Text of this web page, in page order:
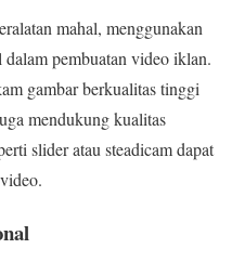
mahal, menggunakan
pembuatan video iklan.
gambar berkualitas tinggi
mendukung kualitas
slider atau steadicam dapat